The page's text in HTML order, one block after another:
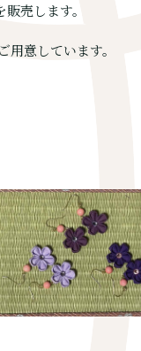
売します。
意しています。